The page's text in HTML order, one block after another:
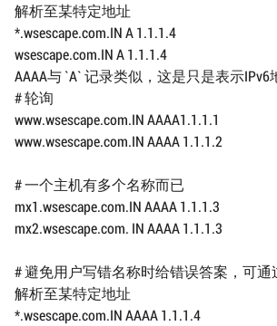
解析至某特定地址
*.wsescape.com.IN A 1.1.1.4
wsescape.com.IN A 1.1.1.4
AAAA与 `A` 记录类似，这是只是表示IPv6
# 轮询
www.wsescape.com.IN AAAA1.1.1.1
www.wsescape.com.IN AAAA 1.1.1.2
# 一个主机有多个名称而已
mx1.wsescape.com.IN AAAA 1.1.1.3
mx2.wsescape.com. IN AAAA 1.1.1.3
# 避免用户写错名称时给错误答案，可
解析至某特定地址
*.wsescape.com.IN AAAA 1.1.1.4